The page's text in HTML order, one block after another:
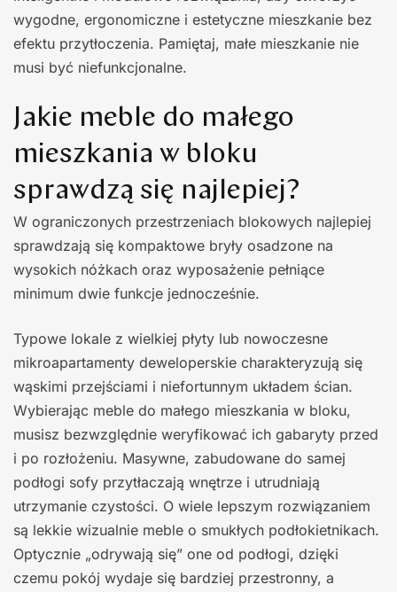
wygodne, ergonomiczne i estetyczne mieszkanie bez
efektu przytłoczenia. Pamiętaj, małe mieszkanie nie
musi być niefunkcjonalne.
Jakie meble do małego
mieszkania w bloku
sprawdzą się najlepiej?
W ograniczonych przestrzeniach blokowych najlepiej
sprawdzają się kompaktowe bryły osadzone na
wysokich nóżkach oraz wyposażenie pełniące
minimum dwie funkcje jednocześnie.
Typowe lokale z wielkiej płyty lub nowoczesne
mikroapartamenty deweloperskie charakteryzują się
wąskimi przejściami i niefortunnym układem ścian.
Wybierając meble do małego mieszkania w bloku,
musisz bezwzględnie weryfikować ich gabaryty przed
i po rozłożeniu. Masywne, zabudowane do samej
podłogi sofy przytłaczają wnętrze i utrudniają
utrzymanie czystości. O wiele lepszym rozwiązaniem
są lekkie wizualnie meble o smukłych podłokietnikach.
Optycznie „odrywają się” one od podłogi, dzięki
czemu pokój wydaje się bardziej przestronny, a